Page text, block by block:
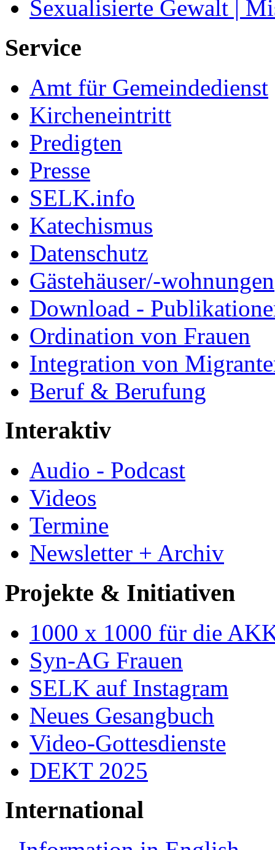
Sexualisierte Gewalt |
Service
Amt für Gemeindedienst
Kircheneintritt
Predigten
Presse
SELK.info
Katechismus
Datenschutz
Gästehäuser/-wohnungen
Download -
Ordination von Frauen
Integration von
Beruf & Berufung
Interaktiv
Audio - Podcast
Videos
Termine
Newsletter + Archiv
Projekte & Initiativen
1000 x 1000 für die
Syn-AG Frauen
SELK auf Instagram
Neues Gesangbuch
Video-Gottesdienste
DEKT 2025
International